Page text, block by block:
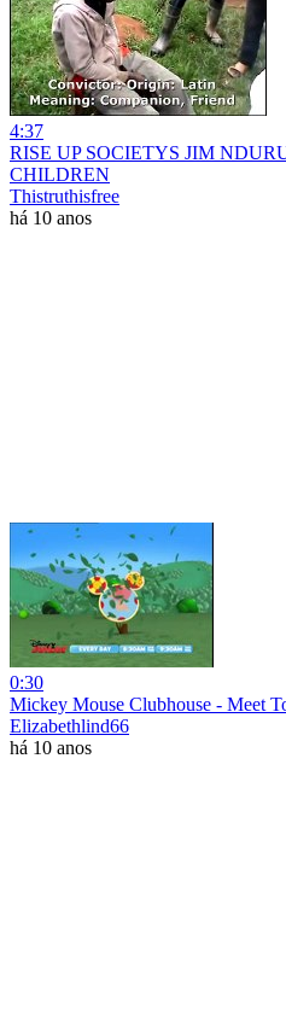
4:37
RISE UP SOCIETYS JIM
CHILDREN
Thistruthisfree
há 10 anos
0:30
Mickey Mouse Clubhouse - Meet
Elizabethlind66
há 10 anos